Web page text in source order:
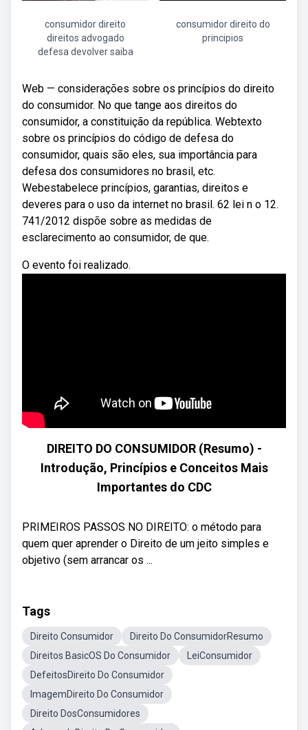
consumidor direito
direitos advogado
defesa devolver saiba
consumidor direito do
principios
Web — considerações sobre os princípios do direito
do consumidor. No que tange aos direitos do
consumidor, a constituição da república. Webtexto
sobre os princípios do código de defesa do
consumidor, quais são eles, sua importância para
defesa dos consumidores no brasil, etc.
Webestabelece princípios, garantias, direitos e
deveres para o uso da internet no brasil. 62 lei n o 12.
741/2012 dispõe sobre as medidas de
esclarecimento ao consumidor, de que.
O evento foi realizado.
DIREITO DO CONSUMIDOR (Resumo) -
Introdução, Princípios e Conceitos Mais
Importantes do CDC
PRIMEIROS PASSOS NO DIREITO: o método para
quem quer aprender o Direito de um jeito simples e
objetivo (sem arrancar os ...
Tags
Direito Consumidor
Direito Do ConsumidorResumo
Direitos BasicOS Do Consumidor
LeiConsumidor
DefeitosDireito Do Consumidor
ImagemDireito Do Consumidor
Direito DosConsumidores